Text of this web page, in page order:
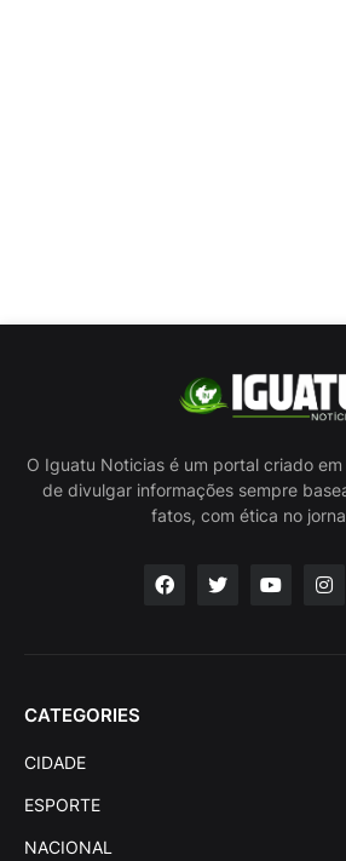
O Iguatu Noticias é um portal criado
de divulgar informações sempre
fatos, com ética no
CATEGORIES
CIDADE
ESPORTE
NACIONAL